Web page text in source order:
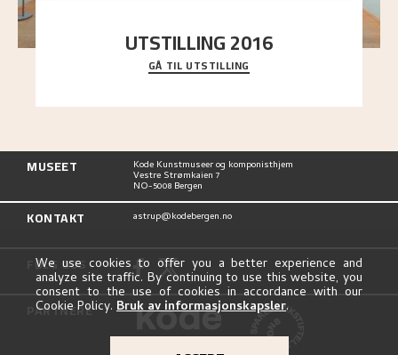
UTSTILLING 2016
En komplett oversikt over Nikolai Astrups
utstillinger, fra debuten i 1900 og frem til i dag.
GÅ TIL UTSTILLING
MUSEET Kode Kunstmuseer og komponisthjem
Vestre Strømkaien 7
NO-5008 Bergen
KONTAKT astrup@kodebergen.no
FØLG OSS
PARTNERE
We use cookies to offer you a better experience and
analyze site traffic. By continuing to use this website, you
consent to the use of cookies in accordance with our
Cookie Policy. Bruk av informasjonskapsler.